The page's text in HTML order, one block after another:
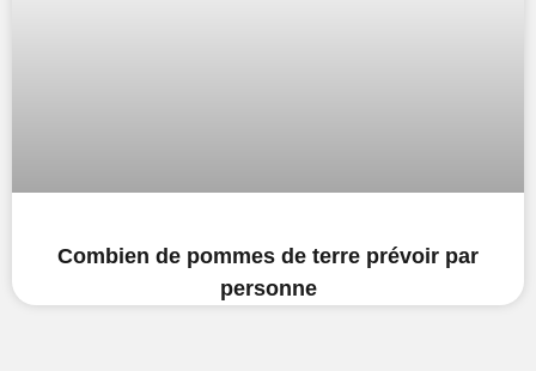
Combien de pommes de terre prévoir par
personne